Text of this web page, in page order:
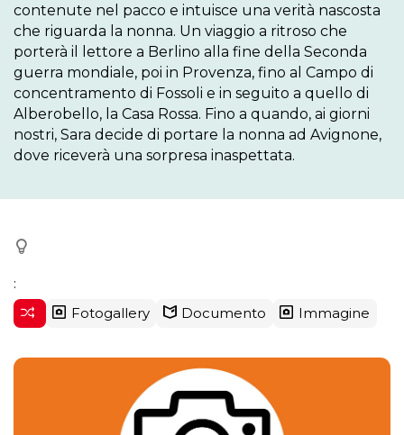
contenute nel pacco e intuisce una verità nascosta
che riguarda la nonna. Un viaggio a ritroso che
porterà il lettore a Berlino alla fine della Seconda
guerra mondiale, poi in Provenza, fino al Campo di
concentramento di Fossoli e in seguito a quello di
Alberobello, la Casa Rossa. Fino a quando, ai giorni
nostri, Sara decide di portare la nonna ad Avignone,
dove riceverà una sorpresa inaspettata.
:
Fotogallery
Documento Immagine